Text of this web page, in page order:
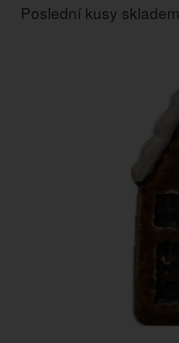
Poslední kusy skladem